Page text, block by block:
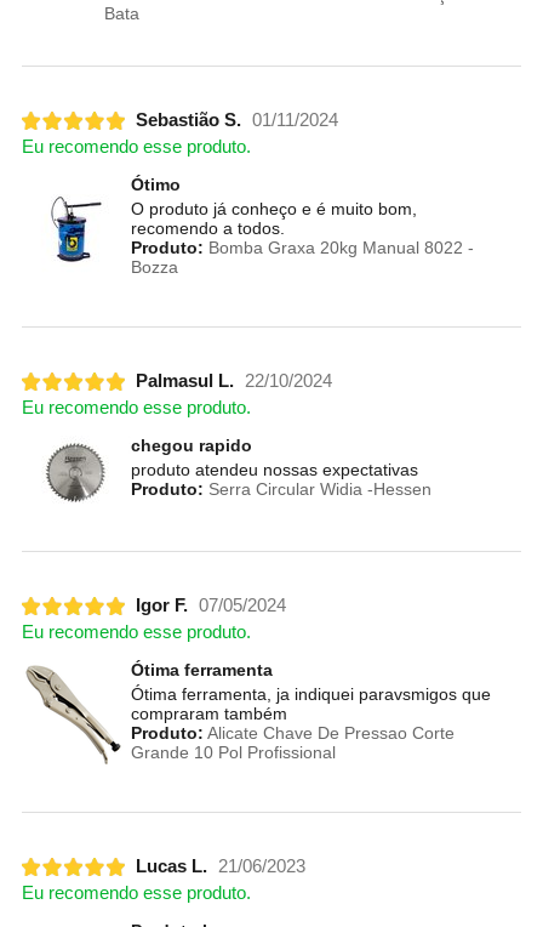
Bata
Sebastião S. 01/11/2024
Eu recomendo esse produto.
Ótimo
O produto já conheço e é muito bom,
recomendo a todos.
Produto: Bomba Graxa 20kg Manual 8022 -
Bozza
Palmasul L. 22/10/2024
Eu recomendo esse produto.
chegou rapido
produto atendeu nossas expectativas
Produto: Serra Circular Widia -Hessen
Igor F. 07/05/2024
Eu recomendo esse produto.
Ótima ferramenta
Ótima ferramenta, ja indiquei paravsmigos que
compraram também
Produto: Alicate Chave De Pressao Corte
Grande 10 Pol Profissional
Lucas L. 21/06/2023
Eu recomendo esse produto.